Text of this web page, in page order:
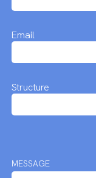
Email
Structure
MESSAGE